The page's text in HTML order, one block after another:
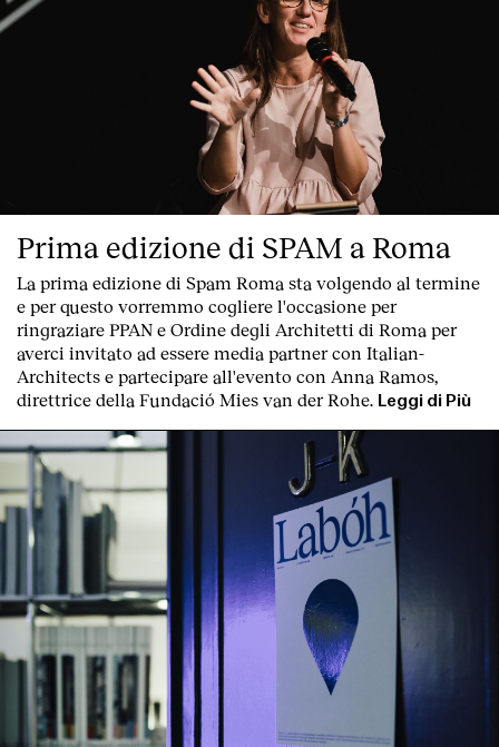
Prima edizione di SPAM a Roma
La prima edizione di Spam Roma sta volgendo al termine
e per questo vorremmo cogliere l'occasione per
ringraziare PPAN e Ordine degli Architetti di Roma per
averci invitato ad essere media partner con Italian-
Architects e partecipare all'evento con Anna Ramos,
direttrice della Fundació Mies van der Rohe. Leggi di Più